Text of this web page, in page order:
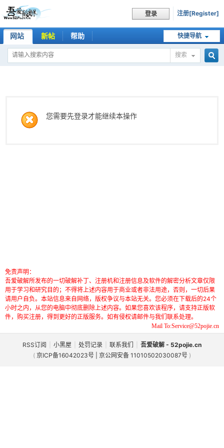
登录 注册[Register]
快捷导航
网站 新帖 帮助
搜索
您需要先登录才能继续本操作
免责声明：
吾爱破解所发布的一切破解补丁、注册机和注册信息及软件的解密分析文章仅限
用于学习和研究目的；不得将上述内容用于商业或者非法用途，否则，一切后果
请用户自负。本站信息来自网络，版权争议与本站无关。您必须在下载后的24个
小时之内，从您的电脑中彻底删除上述内容。如果您喜欢该程序，请支持正版软
件，购买注册，得到更好的正版服务。如有侵权请邮件与我们联系处理。
Mail To:Service@52pojie.cn
RSS订阅 小黑屋 处罚记录 联系我们
吾爱破解 - 52pojie.cn
( 京ICP备16042023号 | 京公网安备 11010502030087号 )